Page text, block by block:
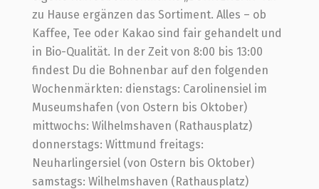
zu Hause ergänzen das Sortiment. Alles – ob
Kaffee, Tee oder Kakao sind fair gehandelt und
in Bio-Qualität. In der Zeit von 8:00 bis 13:00
findest Du die Bohnenbar auf den folgenden
Wochenmärkten: dienstags: Carolinensiel im
Museumshafen (von Ostern bis Oktober)
mittwochs: Wilhelmshaven (Rathausplatz)
donnerstags: Wittmund freitags:
Neuharlingersiel (von Ostern bis Oktober)
samstags: Wilhelmshaven (Rathausplatz)